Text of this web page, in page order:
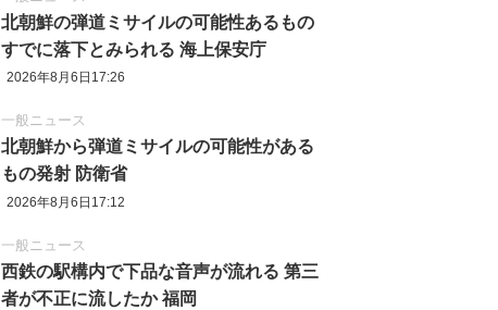
北朝鮮の弾道ミサイルの可能性あるもの
すでに落下とみられる 海上保安庁
2026年8月6日17:26
一般ニュース
北朝鮮から弾道ミサイルの可能性がある
もの発射 防衛省
2026年8月6日17:12
一般ニュース
西鉄の駅構内で下品な音声が流れる 第三
者が不正に流したか 福岡